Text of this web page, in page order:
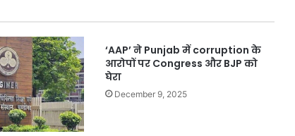
की,
Haryana
Government
से
कार्रवाई
की
मांग
‘AAP’ ने Punjab में corruption के
आरोपों पर Congress और BJP को
घेरा
December 9, 2025